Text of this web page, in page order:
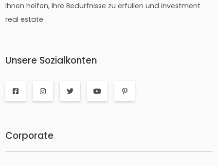
Ihnen helfen, Ihre Bedürfnisse zu erfüllen und investment
real estate.
Unsere Sozialkonten
Corporate